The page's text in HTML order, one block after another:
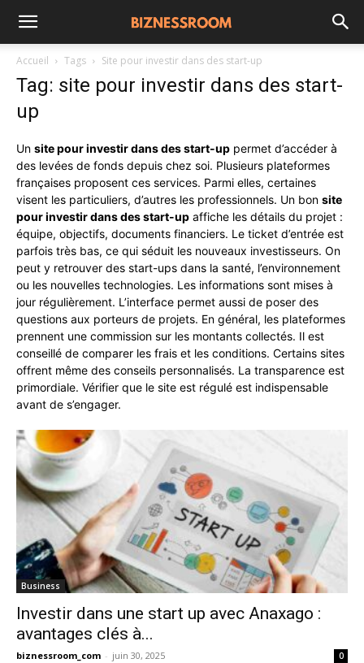
Accueil Tags Site pour investir dans des start-up
Tag: site pour investir dans des start-
up
Un site pour investir dans des start-up permet d’accéder à
des levées de fonds depuis chez soi. Plusieurs plateformes
françaises proposent ces services. Parmi elles, certaines
visent les particuliers, d’autres les professionnels. Un bon site
pour investir dans des start-up affiche les détails du projet :
équipe, objectifs, documents financiers. Le ticket d’entrée est
parfois très bas, ce qui séduit les nouveaux investisseurs. On
peut y retrouver des start-ups dans la santé, l’environnement
ou les nouvelles technologies. Les informations sont mises à
jour régulièrement. L’interface permet aussi de poser des
questions aux porteurs de projets. En général, les plateformes
prennent une commission sur les montants collectés. Il est
conseillé de comparer les frais et les conditions. Certains sites
offrent même des conseils personnalisés. La transparence est
primordiale. Vérifier que le site est régulé est indispensable
avant de s’engager.
Business
Investir dans une start up avec Anaxago :
avantages clés à...
biznessroom_com - juin 30, 2025 0